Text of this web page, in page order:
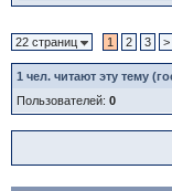
22 страниц 1 2 3 >
1 чел. читают эту тему
Пользователей: 0